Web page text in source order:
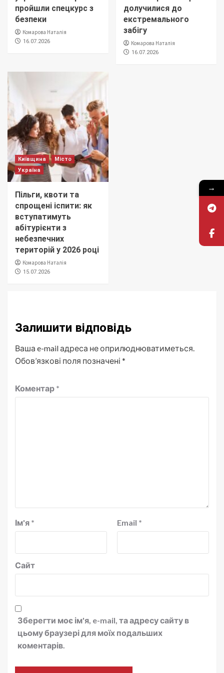
пройшли спецкурс з
безпеки
Комарова Наталія
16.07.2026
долучилися до
екстремального
забігу
Комарова Наталія
16.07.2026
Київщина
Місто
Україна
Пільги, квоти та
спрощені іспити: як
вступатимуть
абітурієнти з
небезпечних
територій у 2026 році
Комарова Наталія
15.07.2026
Залишити відповідь
Ваша e-mail адреса не оприлюднюватиметься.
Обов’язкові поля позначені *
Коментар *
Ім'я * Email *
Сайт
Зберегти моє ім'я, e-mail, та адресу сайту в
цьому браузері для моїх подальших
коментарів.
→